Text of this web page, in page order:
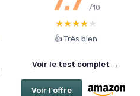
/10
★★★★★
★★★★★
👍 Très bien
Voir le test complet →
Voir l'offre